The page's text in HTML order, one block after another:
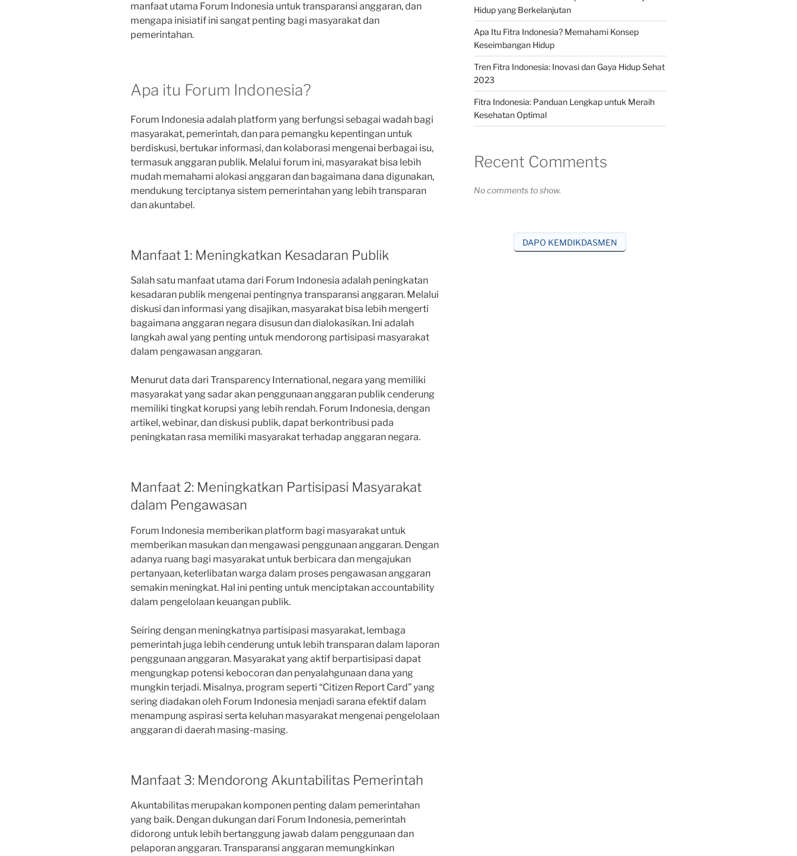
manfaat utama Forum Indonesia untuk transparansi anggaran, dan
mengapa inisiatif ini sangat penting bagi masyarakat dan
pemerintahan.
Apa itu Forum Indonesia?
Forum Indonesia adalah platform yang berfungsi sebagai wadah bagi
masyarakat, pemerintah, dan para pemangku kepentingan untuk
berdiskusi, bertukar informasi, dan kolaborasi mengenai berbagai isu,
termasuk anggaran publik. Melalui forum ini, masyarakat bisa lebih
mudah memahami alokasi anggaran dan bagaimana dana digunakan,
mendukung terciptanya sistem pemerintahan yang lebih transparan
dan akuntabel.
Manfaat 1: Meningkatkan Kesadaran Publik
Salah satu manfaat utama dari Forum Indonesia adalah peningkatan
kesadaran publik mengenai pentingnya transparansi anggaran. Melalui
diskusi dan informasi yang disajikan, masyarakat bisa lebih mengerti
bagaimana anggaran negara disusun dan dialokasikan. Ini adalah
langkah awal yang penting untuk mendorong partisipasi masyarakat
dalam pengawasan anggaran.
Menurut data dari Transparency International, negara yang memiliki
masyarakat yang sadar akan penggunaan anggaran publik cenderung
memiliki tingkat korupsi yang lebih rendah. Forum Indonesia, dengan
artikel, webinar, dan diskusi publik, dapat berkontribusi pada
peningkatan rasa memiliki masyarakat terhadap anggaran negara.
Manfaat 2: Meningkatkan Partisipasi Masyarakat
dalam Pengawasan
Forum Indonesia memberikan platform bagi masyarakat untuk
memberikan masukan dan mengawasi penggunaan anggaran. Dengan
adanya ruang bagi masyarakat untuk berbicara dan mengajukan
pertanyaan, keterlibatan warga dalam proses pengawasan anggaran
semakin meningkat. Hal ini penting untuk menciptakan accountability
dalam pengelolaan keuangan publik.
Seiring dengan meningkatnya partisipasi masyarakat, lembaga
pemerintah juga lebih cenderung untuk lebih transparan dalam laporan
penggunaan anggaran. Masyarakat yang aktif berpartisipasi dapat
mengungkap potensi kebocoran dan penyalahgunaan dana yang
mungkin terjadi. Misalnya, program seperti “Citizen Report Card” yang
sering diadakan oleh Forum Indonesia menjadi sarana efektif dalam
menampung aspirasi serta keluhan masyarakat mengenai pengelolaan
anggaran di daerah masing-masing.
Manfaat 3: Mendorong Akuntabilitas Pemerintah
Akuntabilitas merupakan komponen penting dalam pemerintahan
yang baik. Dengan dukungan dari Forum Indonesia, pemerintah
didorong untuk lebih bertanggung jawab dalam penggunaan dan
pelaporan anggaran. Transparansi anggaran memungkinkan
Hidup yang Berkelanjutan
Apa Itu Fitra Indonesia? Memahami Konsep
Keseimbangan Hidup
Tren Fitra Indonesia: Inovasi dan Gaya Hidup Sehat
2023
Fitra Indonesia: Panduan Lengkap untuk Meraih
Kesehatan Optimal
Recent Comments
No comments to show.
DAPO KEMDIKDASMEN